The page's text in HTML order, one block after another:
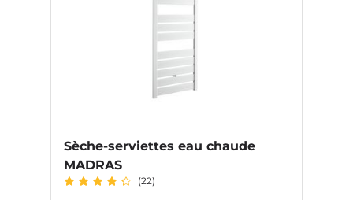
Sèche-serviettes eau chaude
MADRAS
(22)